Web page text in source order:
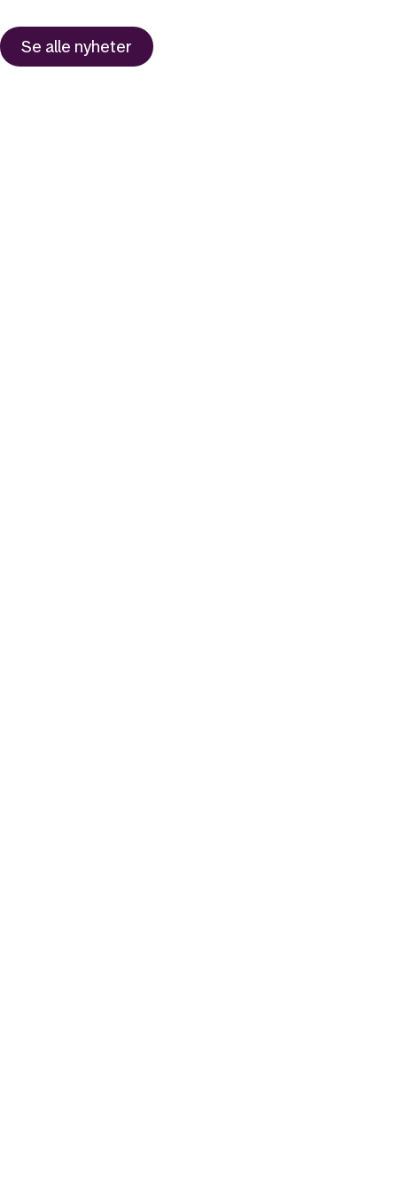
Se alle nyheter